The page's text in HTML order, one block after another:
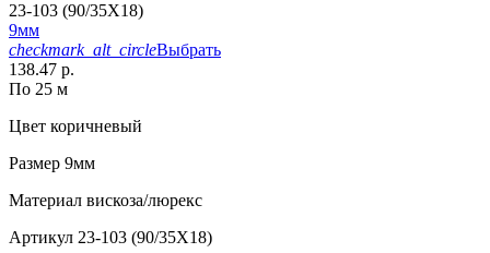
23-103 (90/35X18)
9мм
checkmark_alt_circleВыбрать
138.47 р.
По 25 м
Цвет коричневый
Размер 9мм
Материал вискоза/люрекс
Артикул 23-103 (90/35X18)